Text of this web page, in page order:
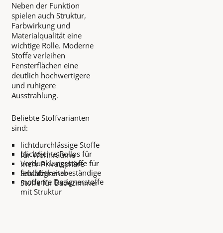
Neben der Funktion
spielen auch Struktur,
Farbwirkung und
Materialqualität eine
wichtige Rolle. Moderne
Stoffe verleihen
Fensterflächen eine
deutlich hochwertigere
und ruhigere
Ausstrahlung.
Beliebte Stoffvarianten
sind:
lichtdurchlässige Stoffe
für Wohnräume
blickdichte Rollos für
mehr Privatsphäre
Verdunklungsstoffe für
Schlafzimmer
feuchtigkeitsbeständige
Stoffe für Badezimmer
moderne Designerstoffe
mit Struktur